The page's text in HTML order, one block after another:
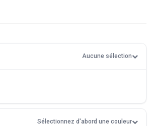
Aucune sélection
Sélectionnez d'abord une couleur